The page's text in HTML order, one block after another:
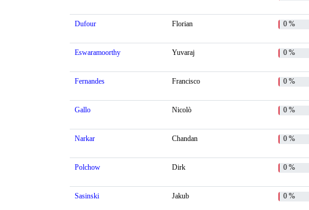
Dufour Florian 0 %
Eswaramoorthy Yuvaraj 0 %
Fernandes Francisco 0 %
Gallo Nicolò 0 %
Narkar Chandan 0 %
Polchow Dirk 0 %
Sasinski Jakub 0 %